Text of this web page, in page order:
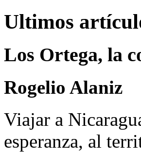
Ultimos
Los Ortega, la
Rogelio Alaniz
Viajar a
esperanza, al